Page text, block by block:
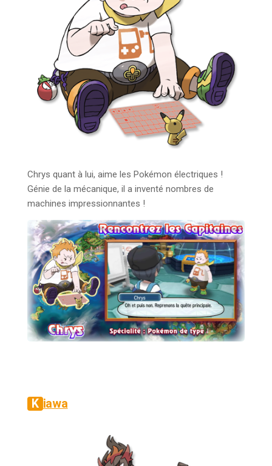
Chrys quant à lui, aime les Pokémon électriques !
Génie de la mécanique, il a inventé nombres de
machines impressionnantes !
Kiawa